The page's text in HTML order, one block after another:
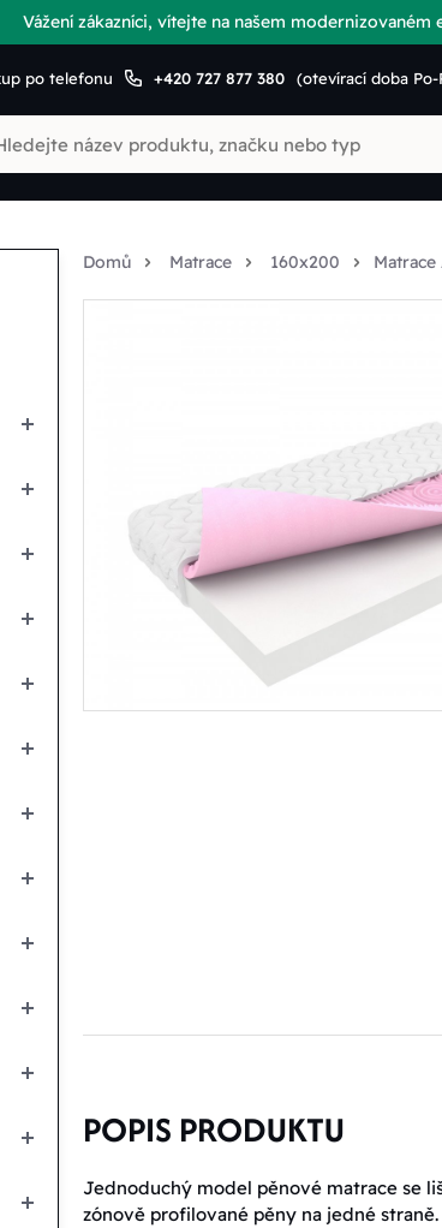
Vážení zákazníci, vítejte na našem
po telefonu +420 727 877 380 (otevírací doba Po-
Domů Matrace 160x200
POPIS PRODUKTU
Jednoduchý model pěnové matrace se
zónově profilované pěny na jedné